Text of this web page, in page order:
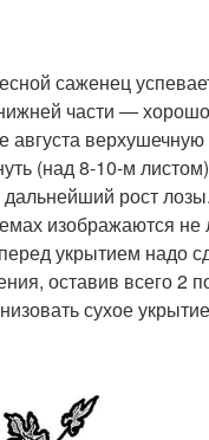
саженец
части —
августа верхушечную
(над 8-10-м
дальнейший рост
изображаются не
укрытием надо
оставив всего 2
сухое